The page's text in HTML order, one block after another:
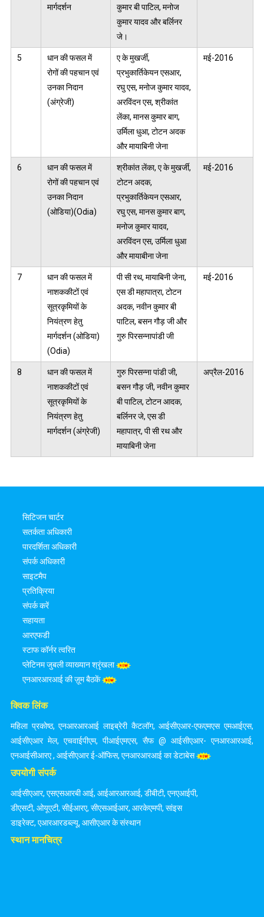
मार्गदर्शन
कुमार बी पाटिल, मनोज
कुमार यादव और बर्लिनर
जे।
5
धान की फसल में
रोगों की पहचान एवं
उनका निदान
(अंग्रेजी)
ए के मुखर्जी,
प्रभुकार्तिकेयन एसआर,
रघु एस, मनोज कुमार यादव,
अरविंदन एस, श्रीकांत
लेंका, मानस कुमार बाग,
उर्मिला धुआ, टोटन अदक
और मायाबिनी जेना
मई-2016
6
धान की फसल में
रोगों की पहचान एवं
उनका निदान
(ओडिया)(Odia)
श्रीकांत लेंका, ए के मुखर्जी,
टोटन अदक,
प्रभुकार्तिकेयन एसआर,
रघु एस, मानस कुमार बाग,
मनोज कुमार यादव,
अरविंदन एस, उर्मिला धुआ
और मायाबीना जेना
मई-2016
7
धान की फसल में
नाशककीटों एवं
सूत्रकृमियों के
नियंत्रण हेतु
मार्गदर्शन (ओडिया)
(Odia)
पी सी रथ, मायाबिनी जेना,
एस डी महापात्रा, टोटन
अदक, नवीन कुमार बी
पाटिल, बसन गौड़ जी और
गुरु पिरसन्नापांडी जी
मई-2016
8
धान की फसल में
नाशककीटों एवं
सूत्रकृमियों के
नियंत्रण हेतु
मार्गदर्शन (अंग्रेजी)
गुरु पिरसन्ना पांडी जी,
बसन गौड़ जी, नवीन कुमार
बी पाटिल, टोटन आदक,
बर्लिनर जे, एस डी
महापात्र, पी सी रथ और
मायाबिनी जेना
अप्रैल-2016
सिटिजन चार्टर
सतर्कता अधिकारी
पारदर्शिता अधिकारी
संपर्क अधिकारी
साइटमैप
प्रतिक्रिया
संपर्क करें
सहायता
आरएफडी
स्टाफ कॉर्नर त्वरित
प्लेटिनम जुबली व्याख्यान श्रृंखला
एनआरआरआई की ज़ूम बैठकें
क्विक लिंक
महिला प्रकोष्ठ, एनआरआरआई लाइब्रेरी कैटलॉग, आईसीएआर-एफएमएस एमआईएस,
आईसीएआर मेल, एचवाईपीएम, पीआईएमएस, सैफ @ आईसीएआर- एनआरआरआई,
एनआईसीआरए, आईसीएआर ई-ऑफिस, एनआरआरआई का डेटाबेस
उपयोगी संपर्क
आईसीएआर, एसएसआरबी आई, आईआरआरआई, डीबीटी, एनएआईपी,
डीएसटी, ओयूएटी, सीईआरए, सीएसआईआर, आरकेएमपी, सांइस
डाइरेक्ट, एआरआरडब्ल्यू, आसीएआर के संस्थान
स्थान मानचित्र